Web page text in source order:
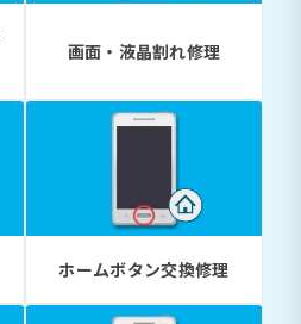
画面・液晶割れ修理
ホームボタン交換修理